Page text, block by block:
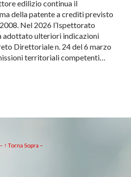
edilizio continua il
della patente a crediti previsto
Nel 2026 l’Ispettorato
adottato ulteriori indicazioni
Direttoriale n. 24 del 6 marzo
territoriali competenti…
– ↑ Torna Sopra –